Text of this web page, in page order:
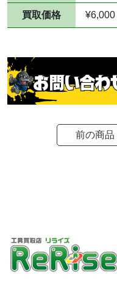
買取価格 ¥6,000
前の商品